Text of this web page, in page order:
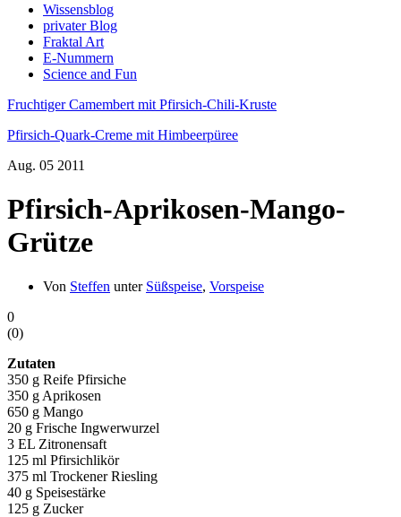
Wissensblog
privater Blog
Fraktal Art
E-Nummern
Science and Fun
Fruchtiger Camembert mit Pfirsich-Chili-Kruste
Pfirsich-Quark-Creme mit Himbeerpüree
Aug. 05 2011
Pfirsich-Aprikosen-Mango-
Grütze
Von Steffen unter Süßspeise, Vorspeise
0
(0)
Zutaten
350 g Reife Pfirsiche
350 g Aprikosen
650 g Mango
20 g Frische Ingwerwurzel
3 EL Zitronensaft
125 ml Pfirsichlikör
375 ml Trockener Riesling
40 g Speisestärke
125 g Zucker